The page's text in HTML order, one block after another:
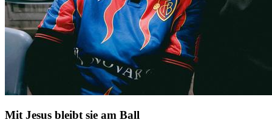
Mit Jesus bleibt sie am Ball